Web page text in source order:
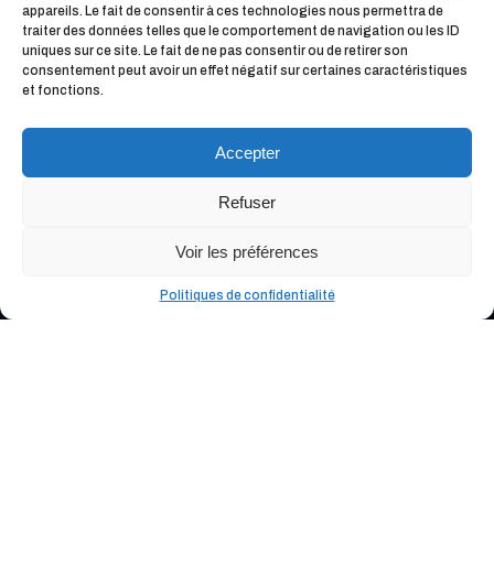
appareils. Le fait de consentir à ces technologies nous permettra de
traiter des données telles que le comportement de navigation ou les ID
uniques sur ce site. Le fait de ne pas consentir ou de retirer son
consentement peut avoir un effet négatif sur certaines caractéristiques
et fonctions.
Accepter
Refuser
Voir les préférences
Politiques de confidentialité